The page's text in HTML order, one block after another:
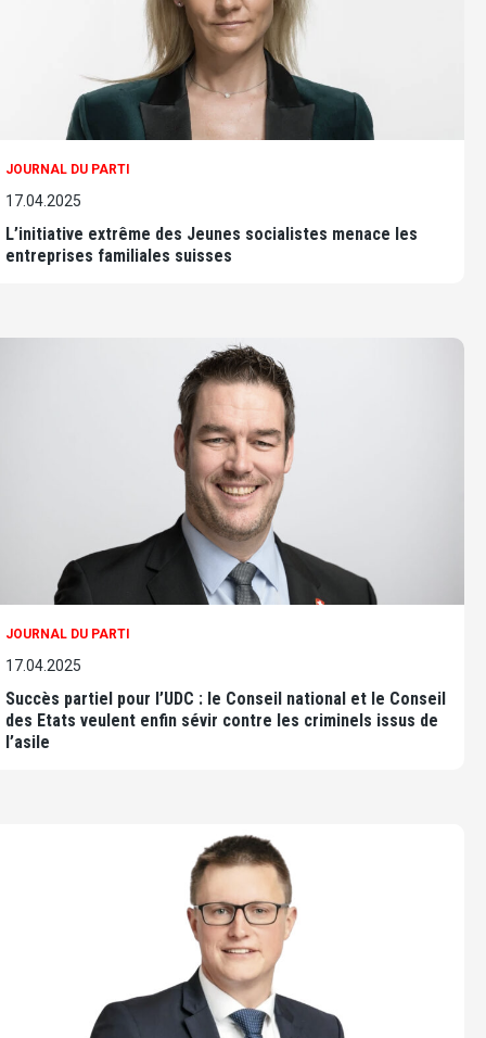
JOURNAL DU PARTI
17.04.2025
L’initiative extrême des Jeunes socialistes menace les
entreprises familiales suisses
JOURNAL DU PARTI
17.04.2025
Succès partiel pour l’UDC : le Conseil national et le Conseil
des Etats veulent enfin sévir contre les criminels issus de
l’asile